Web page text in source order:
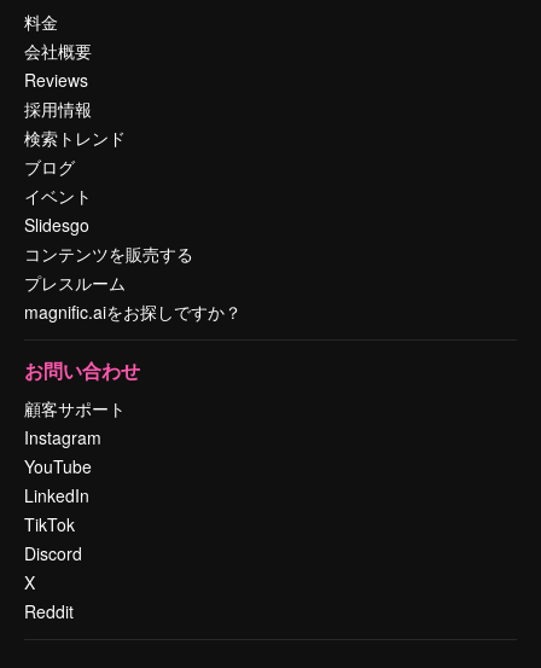
料金
会社概要
Reviews
採用情報
検索トレンド
ブログ
イベント
Slidesgo
コンテンツを販売する
プレスルーム
magnific.aiをお探しですか？
お問い合わせ
顧客サポート
Instagram
YouTube
LinkedIn
TikTok
Discord
X
Reddit